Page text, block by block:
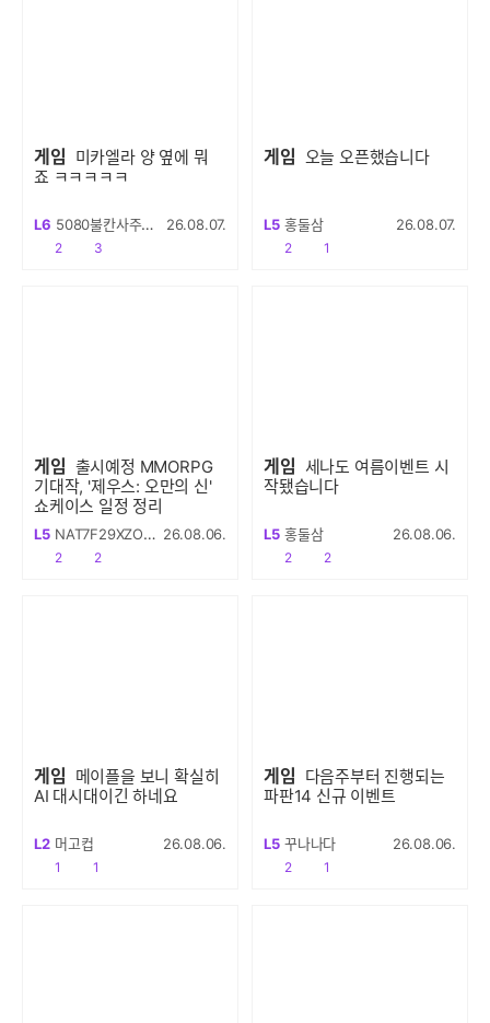
게임 미카엘라 양 옆에 뭐
죠 ㅋㅋㅋㅋㅋ
L6 5080불칸사주새요 26.08.07.
공감
2 3
게임 오늘 오픈했습니다
L5 홍둘삼 26.08.07.
공감
2 1
게임 출시예정 MMORPG
기대작, '제우스: 오만의 신'
쇼케이스 일정 정리
L5 NAT7F29XZOPCVM 26.08.06.
공감
2 댓글수
2
게임 세나도 여름이벤트 시
작됐습니다
L5 홍둘삼 26.08.06.
공감
2 댓글수
2
게임 메이플을 보니 확실히
AI 대시대이긴 하네요
L2 머고컵 26.08.06.
공감
1 1
게임 다음주부터 진행되는
파판14 신규 이벤트
L5 꾸나나다 26.08.06.
공감
2 1